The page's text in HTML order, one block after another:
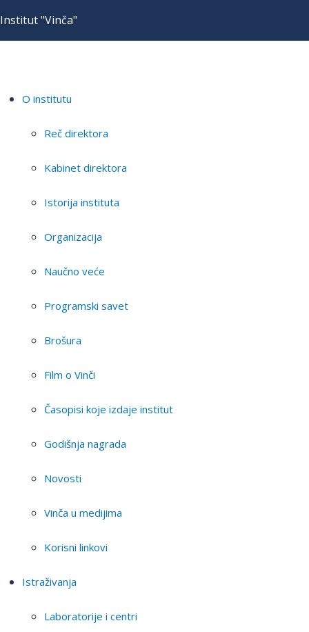
Institut "Vinča"
O institutu
Reč direktora
Kabinet direktora
Istorija instituta
Organizacija
Naučno veće
Programski savet
Brošura
Film o Vinči
Časopisi koje izdaje institut
Godišnja nagrada
Novosti
Vinča u medijima
Korisni linkovi
Istraživanja
Laboratorije i centri